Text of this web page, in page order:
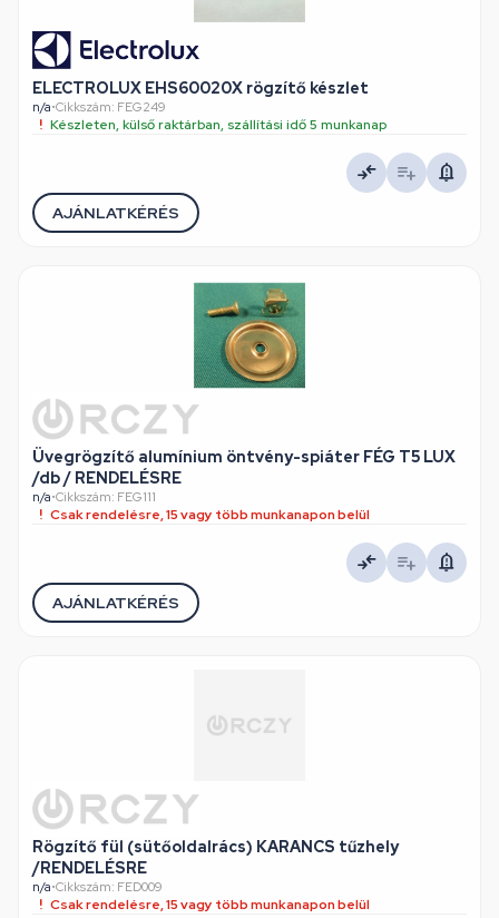
ELECTROLUX EHS60020X rögzítő készlet
n/a•Cikkszám: FEG249
Készleten, külső raktárban, szállítási idő 5 munkanap
AJÁNLATKÉRÉS
Üvegrögzítő alumínium öntvény-spiáter FÉG T5 LUX
/db / RENDELÉSRE
n/a•Cikkszám: FEG111
Csak rendelésre, 15 vagy több munkanapon belül
AJÁNLATKÉRÉS
Rögzítő fül (sütőoldalrács) KARANCS tűzhely
/RENDELÉSRE
n/a•Cikkszám: FED009
Csak rendelésre, 15 vagy több munkanapon belül